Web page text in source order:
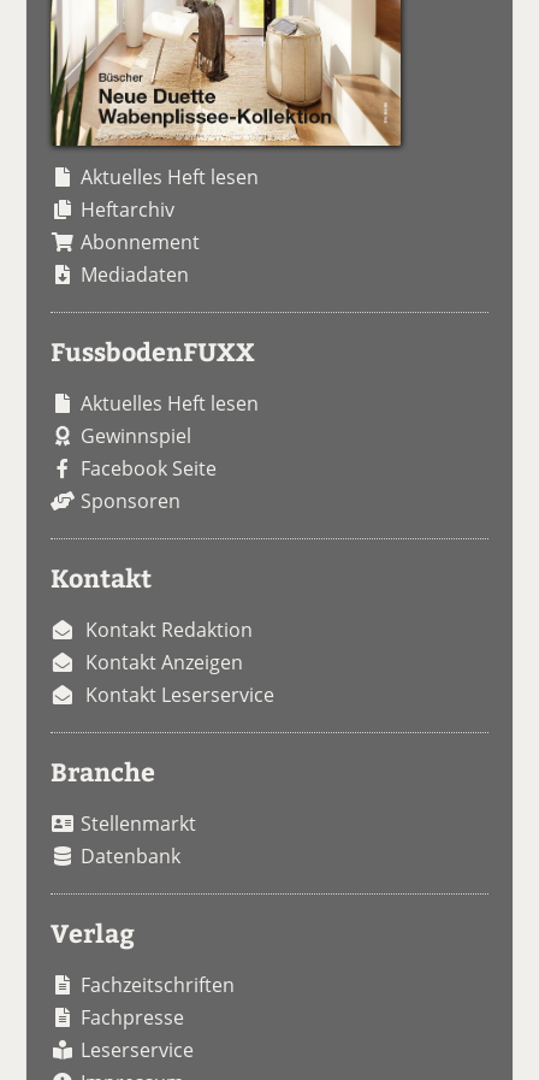
Aktuelles Heft lesen
Heftarchiv
Abonnement
Mediadaten
FussbodenFUXX
Aktuelles Heft lesen
Gewinnspiel
Facebook Seite
Sponsoren
Kontakt
Kontakt Redaktion
Kontakt Anzeigen
Kontakt Leserservice
Branche
Stellenmarkt
Datenbank
Verlag
Fachzeitschriften
Fachpresse
Leserservice